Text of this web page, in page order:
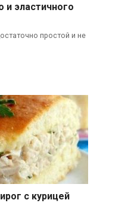
и эластичного
простой и не
с курицей